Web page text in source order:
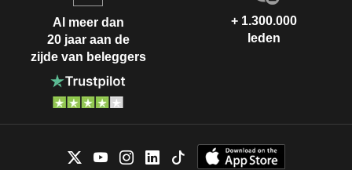
Al meer dan
20 jaar aan de
zijde van beleggers
+ 1.300.000
leden